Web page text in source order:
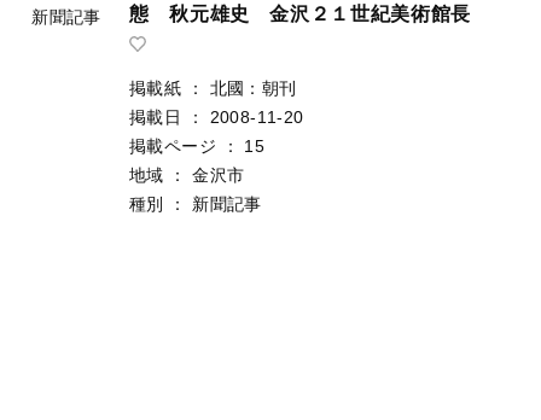
新聞記事
態 秋元雄史 金沢２１世紀美術館長
掲載紙 ：
北國：朝刊
掲載日
：
2008-11-20
掲載ページ
：
15
地域
：
金沢市
種別
： 新聞記事